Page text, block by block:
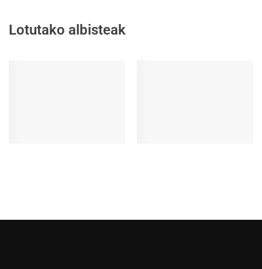
Lotutako albisteak